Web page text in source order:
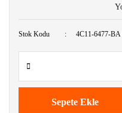
Stok Kodu 4C11-6477-
Sepete Ekle